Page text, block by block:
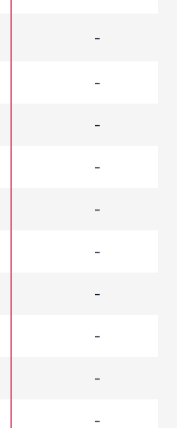
-
-
-
-
-
-
-
-
-
-